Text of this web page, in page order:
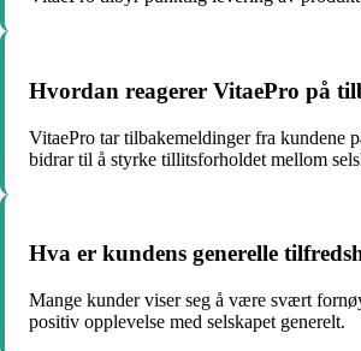
Hvordan reagerer VitaePro på
VitaePro tar tilbakemeldinger fra kundene
bidrar til å styrke tillitsforholdet mellom
Hva er kundens generelle
Mange kunder viser seg å være svært
positiv opplevelse med selskapet generelt.